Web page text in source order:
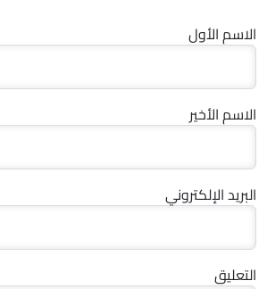
الاسم الأول
الاسم الأخير
البريد الإلكتروني
التعليق